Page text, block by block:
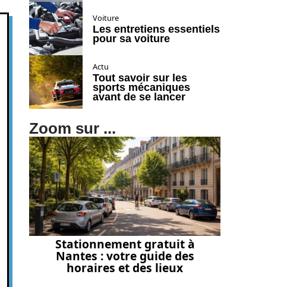
Voiture
Les entretiens essentiels
pour sa voiture
Actu
Tout savoir sur les
sports mécaniques
avant de se lancer
Zoom sur ...
Stationnement gratuit à
Nantes : votre guide des
horaires et des lieux